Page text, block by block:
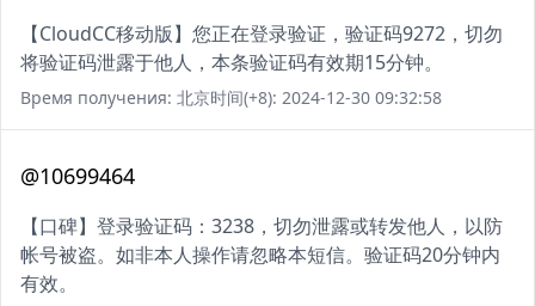
【CloudCC移动版】您正在登录验证，验证码9272，切勿
将验证码泄露于他人，本条验证码有效期15分钟。
Время получения: 北京时间(+8): 2024-12-30 09:32:58
@10699464
【口碑】登录验证码：3238，切勿泄露或转发他人，以防
帐号被盗。如非本人操作请忽略本短信。验证码20分钟内
有效。